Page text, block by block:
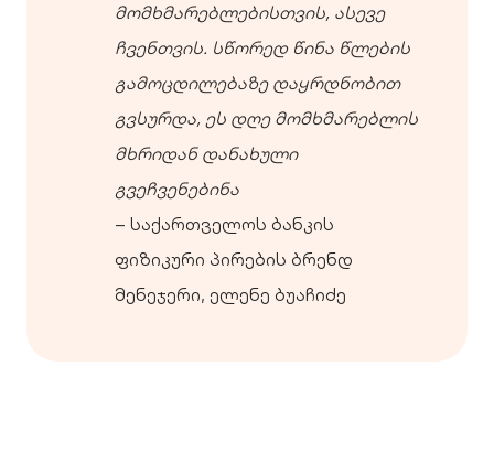
მომხმარებლებისთვის, ასევე
ჩვენთვის. სწორედ წინა წლების
გამოცდილებაზე დაყრდნობით
გვსურდა, ეს დღე მომხმარებლის
მხრიდან დანახული
გვეჩვენებინა
– საქართველოს ბანკის
ფიზიკური პირების ბრენდ
მენეჯერი, ელენე ბუაჩიძე